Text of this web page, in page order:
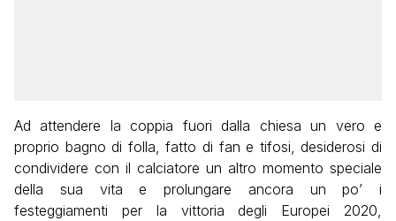
Ad attendere la coppia fuori dalla chiesa un vero e
proprio bagno di folla, fatto di fan e tifosi, desiderosi di
condividere con il calciatore un altro momento speciale
della sua vita e prolungare ancora un po’ i
festeggiamenti per la vittoria degli Europei 2020,